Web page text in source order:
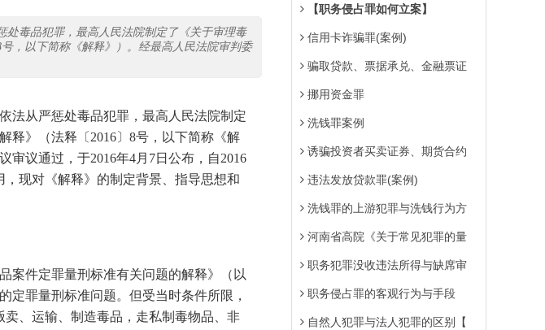
处毒品犯罪，最高人民法院制定了《关于审理毒
，以下简称《解释》）。经最高人民法院审判委
法从严惩处毒品犯罪，最高人民法院制定
释》（法释〔2016〕8号，以下简称《解
审议通过，于2016年4月7日公布，自2016
现对《解释》的制定背景、指导思想和
件定罪量刑标准有关问题的解释》（以
定罪量刑标准问题。但受当时条件所限，
卖、运输、制造毒品，走私制毒物品、非
【职务侵占罪如何立案】
信用卡诈骗罪(案例)
骗取贷款、票据承兑、金融票证
挪用资金罪
洗钱罪案例
诱骗投资者买卖证券、期货合约
违法发放贷款罪(案例)
洗钱罪的上游犯罪与洗钱行为方
河南省高院《关于常见犯罪的量
职务犯罪没收违法所得与缺席审
职务侵占罪的客观行为与手段
自然人犯罪与法人犯罪的区别【